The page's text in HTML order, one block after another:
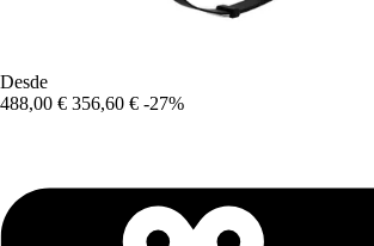
Desde
488,00 € 356,60 € -27%